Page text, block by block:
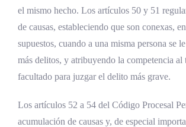
el mismo hecho. Los artículos 50 y 51
de causas, estableciendo que son conexas,
supuestos, cuando a una misma persona se
más delitos, y atribuyendo la competencia al
facultado para juzgar el delito más grave.
Los artículos 52 a 54 del Código Procesal
acumulación de causas y, de especial